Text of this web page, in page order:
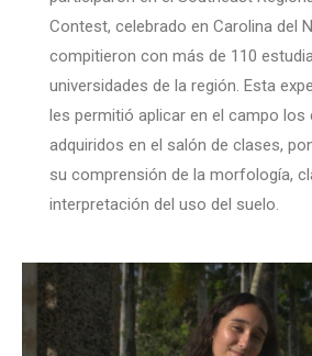
Contest, celebrado en Carolina del
compitieron con más de 110
universidades de la región. Esta
les permitió aplicar en el campo
adquiridos en el salón de clases,
su comprensión de la morfología,
interpretación del uso del suelo.